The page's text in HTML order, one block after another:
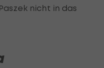
nicht in das